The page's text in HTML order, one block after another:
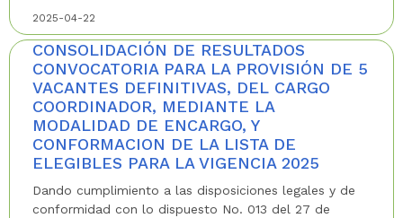
2025-04-22
CONSOLIDACIÓN DE RESULTADOS
CONVOCATORIA PARA LA PROVISIÓN DE 5
VACANTES DEFINITIVAS, DEL CARGO
COORDINADOR, MEDIANTE LA
MODALIDAD DE ENCARGO, Y
CONFORMACION DE LA LISTA DE
ELEGIBLES PARA LA VIGENCIA 2025
Dando cumplimiento a las disposiciones legales y de
conformidad con lo dispuesto No. 013 del 27 de